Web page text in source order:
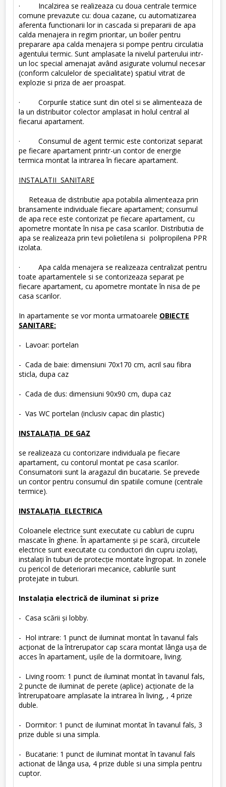
· Incalzirea se realizeaza cu doua centrale termice
comune prevazute cu: doua cazane, cu automatizarea
aferenta functionarii lor in cascada si prepararii de apa
calda menajera in regim prioritar, un boiler pentru
preparare apa calda menajera si pompe pentru circulatia
agentului termic. Sunt amplasate la nivelul parterului intr-
un loc special amenajat având asigurate volumul necesar
(conform calculelor de specialitate) spatiul vitrat de
explozie si priza de aer proaspat.
· Corpurile statice sunt din otel si se alimenteaza de
la un distribuitor colector amplasat in holul central al
fiecarui apartament.
· Consumul de agent termic este contorizat separat
pe fiecare apartament printr-un contor de energie
termica montat la intrarea în fiecare apartament.
INSTALATII SANITARE
Reteaua de distributie apa potabila alimenteaza prin
bransamente individuale fiecare apartament; consumul
de apa rece este contorizat pe fiecare apartament, cu
apometre montate în nisa pe casa scarilor. Distributia de
apa se realizeaza prin tevi polietilena si polipropilena PPR
izolata.
· Apa calda menajera se realizeaza centralizat pentru
toate apartamentele si se contorizeaza separat pe
fiecare apartament, cu apometre montate în nisa de pe
casa scarilor.
In apartamente se vor monta urmatoarele OBIECTE
SANITARE:
- Lavoar: portelan
- Cada de baie: dimensiuni 70x170 cm, acril sau fibra
sticla, dupa caz
- Cada de dus: dimensiuni 90x90 cm, dupa caz
- Vas WC portelan (inclusiv capac din plastic)
INSTALAŢIA DE GAZ
se realizeaza cu contorizare individuala pe fiecare
apartament, cu contorul montat pe casa scarilor.
Consumatorii sunt la aragazul din bucatarie. Se prevede
un contor pentru consumul din spatiile comune (centrale
termice).
INSTALAŢIA ELECTRICA
Coloanele electrice sunt executate cu cabluri de cupru
mascate în ghene. În apartamente şi pe scară, circuitele
electrice sunt executate cu conductori din cupru izolaţi,
instalaţi în tuburi de protecţie montate îngropat. In zonele
cu pericol de deteriorari mecanice, cablurile sunt
protejate in tuburi.
Instalaţia electrică de iluminat si prize
- Casa scării şi lobby.
- Hol intrare: 1 punct de iluminat montat în tavanul fals
acţionat de la întrerupator cap scara montat lânga uşa de
acces în apartament, uşile de la dormitoare, living.
- Living room: 1 punct de iluminat montat în tavanul fals,
2 puncte de iluminat de perete (aplice) acţionate de la
întrerupatoare amplasate la intrarea în living, , 4 prize
duble.
- Dormitor: 1 punct de iluminat montat în tavanul fals, 3
prize duble si una simpla.
- Bucatarie: 1 punct de iluminat montat în tavanul fals
actionat de lânga usa, 4 prize duble si una simpla pentru
cuptor.